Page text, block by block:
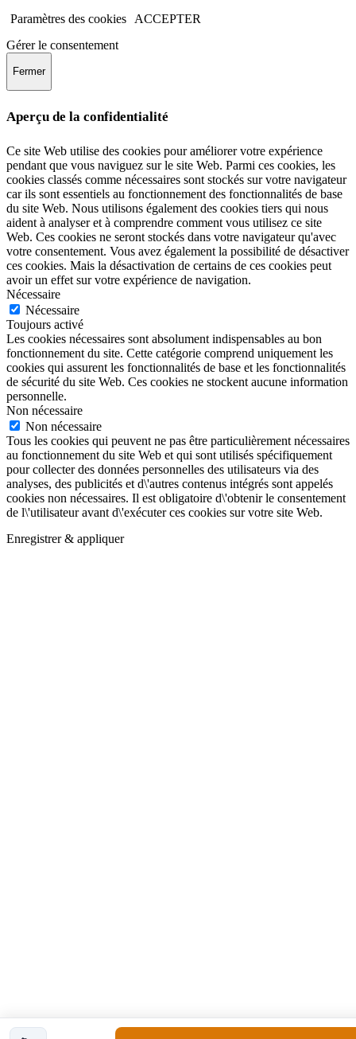
Paramètres des cookies
ACCEPTER
Gérer le consentement
Fermer
Aperçu de la confidentialité
Ce site Web utilise des cookies pour améliorer votre expérience
pendant que vous naviguez sur le site Web. Parmi ces cookies, les
cookies classés comme nécessaires sont stockés sur votre navigateur
car ils sont essentiels au fonctionnement des fonctionnalités de base
du site Web. Nous utilisons également des cookies tiers qui nous
aident à analyser et à comprendre comment vous utilisez ce site
Web. Ces cookies ne seront stockés dans votre navigateur qu'avec
votre consentement. Vous avez également la possibilité de désactiver
ces cookies. Mais la désactivation de certains de ces cookies peut
avoir un effet sur votre expérience de navigation.
Nécessaire
Nécessaire
Toujours activé
Les cookies nécessaires sont absolument indispensables au bon
fonctionnement du site. Cette catégorie comprend uniquement les
cookies qui assurent les fonctionnalités de base et les fonctionnalités
de sécurité du site Web. Ces cookies ne stockent aucune information
personnelle.
Non nécessaire
Non nécessaire
Tous les cookies qui peuvent ne pas être particulièrement nécessaires
au fonctionnement du site Web et qui sont utilisés spécifiquement
pour collecter des données personnelles des utilisateurs via des
analyses, des publicités et d\'autres contenus intégrés sont appelés
cookies non nécessaires. Il est obligatoire d\'obtenir le consentement
de l\'utilisateur avant d\'exécuter ces cookies sur votre site Web.
Enregistrer & appliquer